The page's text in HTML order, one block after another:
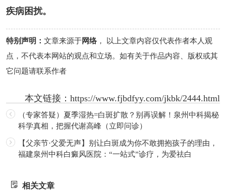
疾病困扰。
特别声明： 文章来源于网络， 以上文章内容仅代表作者本人观
点，不代表本网站的观点和立场。如有关于作品内容、版权或其
它问题请联系作者
本文链接：https://www.fjbdfyy.com/jkbk/2444.html
（专家答疑）夏季湿热=白斑扩散？别再误解！泉州中科揭秘
科学真相，把握代谢高峰（立即问诊）
【父亲节·父爱无声】别让白斑成为你不敢拥抱孩子的理由，
福建泉州中科白癜风医院：“一站式”诊疗，为爱祛白
相关文章